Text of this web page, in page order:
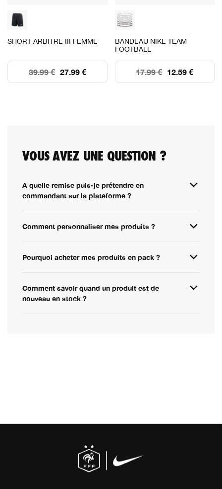
SHORT ARBITRE III FEMME
27.99 €
39.99 €
BANDEAU NIKE TEAM
FOOTBALL
12.59 €
17.99 €
VOUS AVEZ UNE QUESTION ?
A quelle remise puis-je prétendre en
commandant sur la plateforme ?
Comment personnaliser mes produits ?
Pourquoi acheter mes produits en pack ?
Comment savoir quand un produit est de
nouveau en stock ?